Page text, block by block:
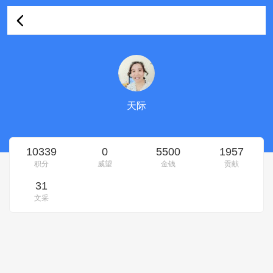
天际的资料
天际
10339
积分
0
威望
5500
金钱
1957
贡献
31
文采